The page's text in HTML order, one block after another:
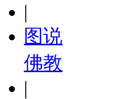
|
图说
佛教
|